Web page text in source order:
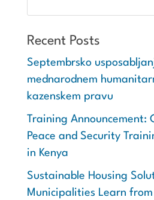
Recent Posts
Septembrsko
mednarodnem
kazenskem pravu
Training Announcement:
Peace and Security
in Kenya
Sustainable Housing
Municipalities Learn